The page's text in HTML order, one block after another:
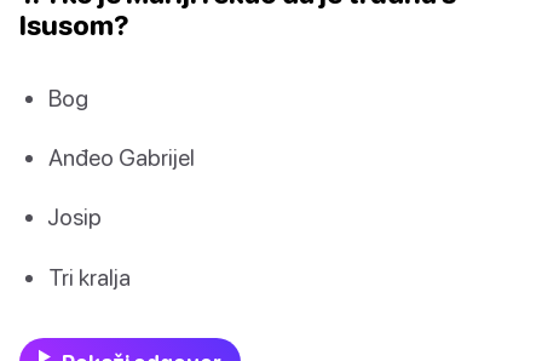
Isusom?
Bog
Anđeo Gabrijel
Josip
Tri kralja